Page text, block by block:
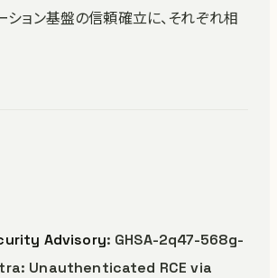
ション基盤の信頼確立に、それぞれ相
Advisory: GHSA-2q47-568g-
Unauthenticated RCE via